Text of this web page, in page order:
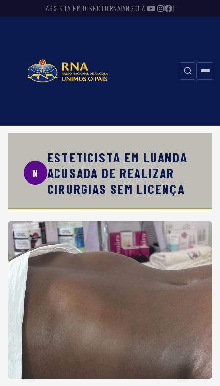
ASSISTA EM DIRECTO|RNA|ANGOLA| | | |
⚲
N
ESTETICISTA EM LUANDA
ACUSADA DE REALIZAR
CIRURGIAS SEM LICENÇA